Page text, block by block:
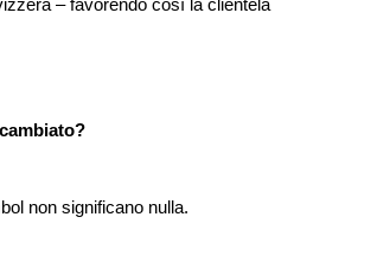
– favorendo così la clientela
non significano nulla.